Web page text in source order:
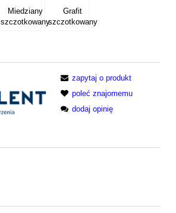
Miedziany
szczotkowany
Grafit
szczotkowany
zapytaj o produkt
poleć znajomemu
dodaj opinię